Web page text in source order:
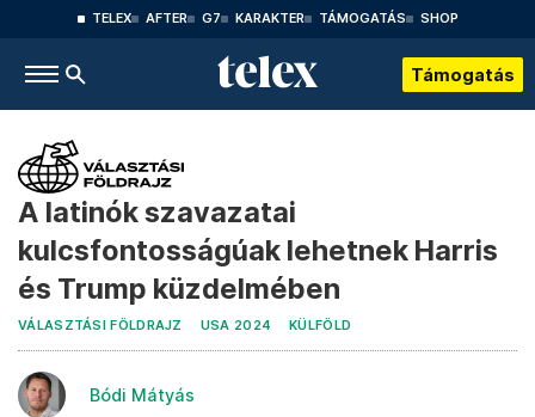
TELEX AFTER G7 KARAKTER TÁMOGATÁS SHOP
Támogatás
A latinók szavazatai
kulcsfontosságúak lehetnek Harris
és Trump küzdelmében
VÁLASZTÁSI FÖLDRAJZ USA 2024 KÜLFÖLD
Bódi Mátyás